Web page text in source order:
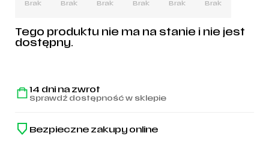
Brak Brak Brak Brak Brak Brak
Tego produktu nie ma na stanie i nie jest
dostępny.
14 dni na zwrot
Sprawdź dostępność w sklepie
Bezpieczne zakupy online